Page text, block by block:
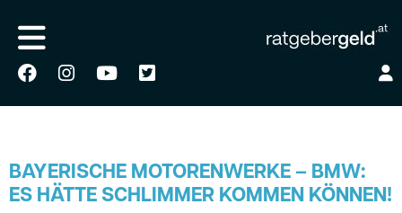
BAYERISCHE MOTORENWERKE – BMW:
ES HÄTTE SCHLIMMER KOMMEN KÖNNEN!